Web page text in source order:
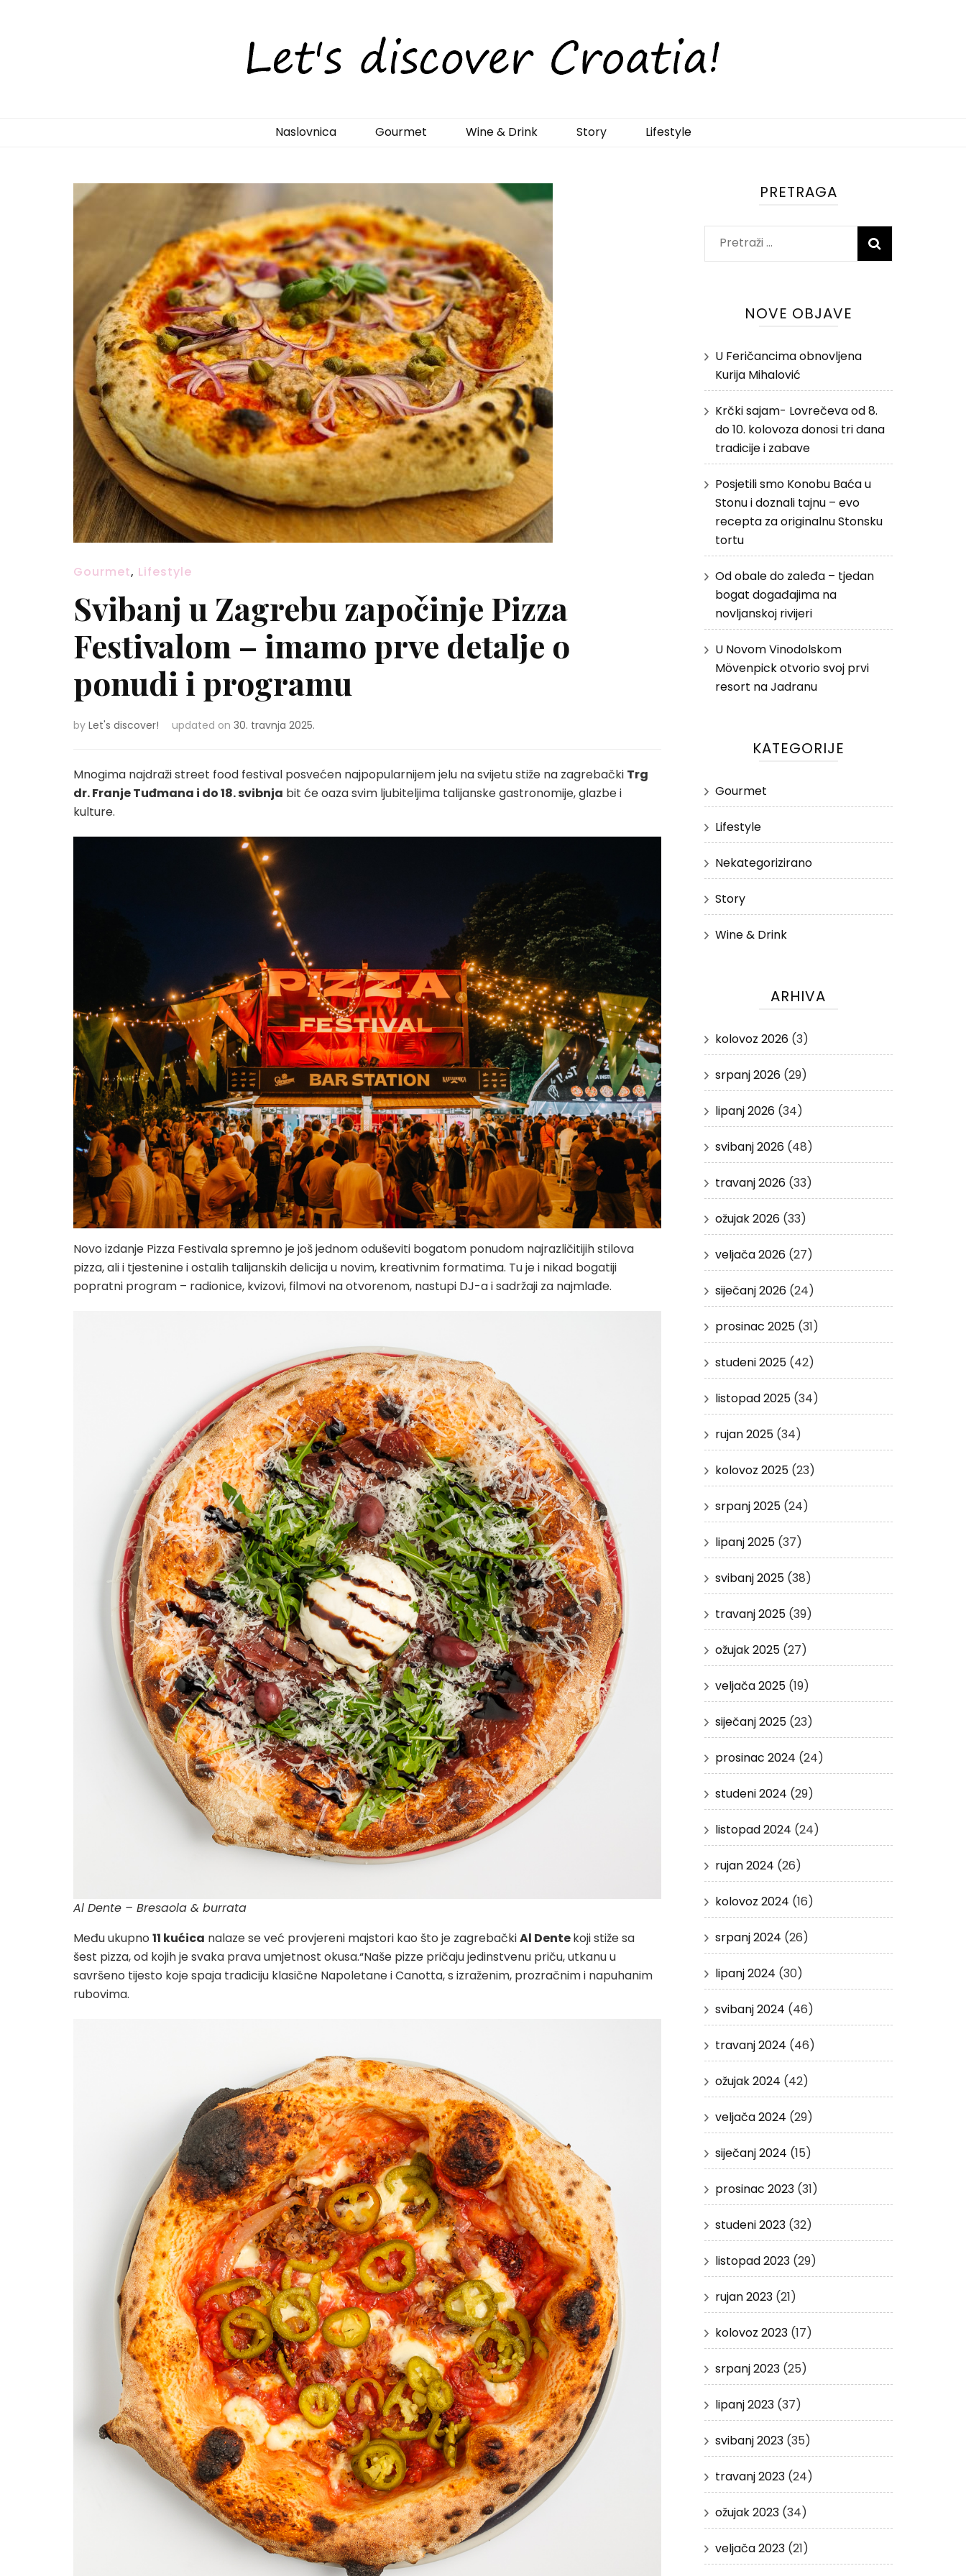
LetsDiscoverCroatia
Naslovnica Gourmet Wine & Drink Story Lifestyle
Gourmet, Lifestyle
Svibanj u Zagrebu započinje Pizza
Festivalom – imamo prve detalje o
ponudi i programu
by Let's discover! updated on 30. travnja 2025.
Mnogima najdraži street food festival posvećen najpopularnijem jelu na svijetu stiže na zagrebački Trg
dr. Franje Tuđmana i do 18. svibnja bit će oaza svim ljubiteljima talijanske gastronomije, glazbe i
kulture.
Novo izdanje Pizza Festivala spremno je još jednom oduševiti bogatom ponudom najrazličitijih stilova
pizza, ali i tjestenine i ostalih talijanskih delicija u novim, kreativnim formatima. Tu je i nikad bogatiji
popratni program – radionice, kvizovi, filmovi na otvorenom, nastupi DJ-a i sadržaji za najmlađe.
Al Dente – Bresaola & burrata
Među ukupno 11 kućica nalaze se već provjereni majstori kao što je zagrebačkiAl Dentekoji stiže sa
šest pizza, od kojih je svaka prava umjetnost okusa.“Naše pizze pričaju jedinstvenu priču, utkanu u
savršeno tijesto koje spaja tradiciju klasične Napoletane i Canotta, s izraženim, prozračnim i napuhanim
rubovima.
PRETRAGA
Pretraži:
NOVE OBJAVE
U Feričancima obnovljena
Kurija Mihalović
Krčki sajam- Lovrečeva od 8.
do 10. kolovoza donosi tri dana
tradicije i zabave
Posjetili smo Konobu Baća u
Stonu i doznali tajnu – evo
recepta za originalnu Stonsku
tortu
Od obale do zaleđa – tjedan
bogat događajima na
novljanskoj rivijeri
U Novom Vinodolskom
Mövenpick otvorio svoj prvi
resort na Jadranu
KATEGORIJE
Gourmet
Lifestyle
Nekategorizirano
Story
Wine & Drink
ARHIVA
kolovoz 2026(3)
srpanj 2026(29)
lipanj 2026(34)
svibanj 2026(48)
travanj 2026(33)
ožujak 2026(33)
veljača 2026(27)
siječanj 2026(24)
prosinac 2025(31)
studeni 2025(42)
listopad 2025(34)
rujan 2025(34)
kolovoz 2025(23)
srpanj 2025(24)
lipanj 2025(37)
svibanj 2025(38)
travanj 2025(39)
ožujak 2025(27)
veljača 2025(19)
siječanj 2025(23)
prosinac 2024 (24)
studeni 2024 (29)
listopad 2024 (24)
rujan 2024 (26)
kolovoz 2024 (16)
srpanj 2024 (26)
lipanj 2024 (30)
svibanj 2024 (46)
travanj 2024 (46)
ožujak 2024 (42)
veljača 2024 (29)
siječanj 2024 (15)
prosinac 2023(31)
studeni 2023(32)
listopad 2023(29)
rujan 2023(21)
kolovoz 2023(17)
srpanj 2023(25)
lipanj 2023(37)
svibanj 2023(35)
travanj 2023(24)
ožujak 2023(34)
veljača 2023(21)